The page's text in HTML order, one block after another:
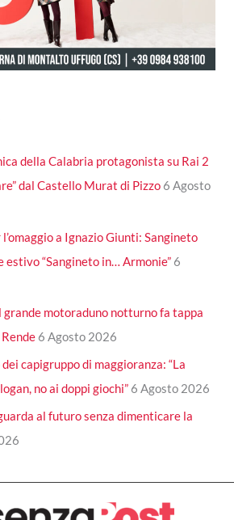
della Calabria protagonista su Rai 2
dal Castello Murat di Pizzo 6 Agosto
a Ignazio Giunti: Sangineto
“Sangineto in… Armonie” 6
grande motoraduno notturno fa tappa
6 Agosto 2026
capigruppo di maggioranza: “La
no ai doppi giochi” 6 Agosto 2026
al futuro senza dimenticare la